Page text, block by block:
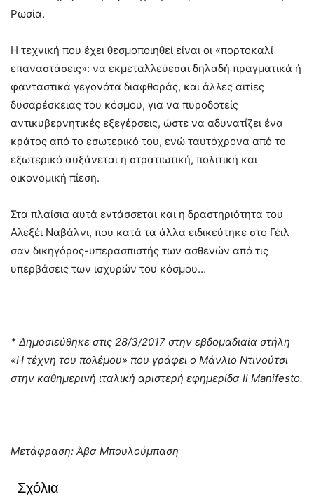
Ρωσία.
Η τεχνική που έχει θεσμοποιηθεί είναι οι «πορτοκαλί
επαναστάσεις»: να εκμεταλλεύεσαι δηλαδή πραγματικά ή
φανταστικά γεγονότα διαφθοράς, και άλλες αιτίες
δυσαρέσκειας του κόσμου, για να πυροδοτείς
αντικυβερνητικές εξεγέρσεις, ώστε να αδυνατίζει ένα
κράτος από το εσωτερικό του, ενώ ταυτόχρονα από το
εξωτερικό αυξάνεται η στρατιωτική, πολιτική και
οικονομική πίεση.
Στα πλαίσια αυτά εντάσσεται και η δραστηριότητα του
Αλεξέι Ναβάλνι, που κατά τα άλλα ειδικεύτηκε στο Γέιλ
σαν δικηγόρος-υπερασπιστής των ασθενών από τις
υπερβάσεις των ισχυρών του κόσμου…
* Δημοσιεύθηκε στις 28/3/2017 στην εβδομαδιαία στήλη
«Η τέχνη του πολέμου» που γράφει ο Μάνλιο Ντινούτσι
στην καθημερινή ιταλική αριστερή εφημερίδα Il Manifesto.
Μετάφραση: Άβα Μπουλούμπαση
Σχόλια